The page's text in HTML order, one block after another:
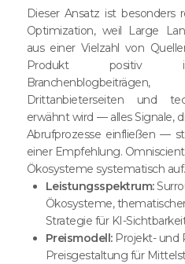
Dieser Ansatz ist besonders
Optimization, weil Large
aus einer Vielzahl von
Produkt positiv in
Drittanbieterseiten und
erwähnt wird — alles Signale,
Abrufprozesse einfließen —
einer Empfehlung.
Ökosysteme systematisch auf.
Leistungsspektrum:
Ökosysteme,
Strategie für KI-
Preismodell:Projekt- und
Preisgestaltung für